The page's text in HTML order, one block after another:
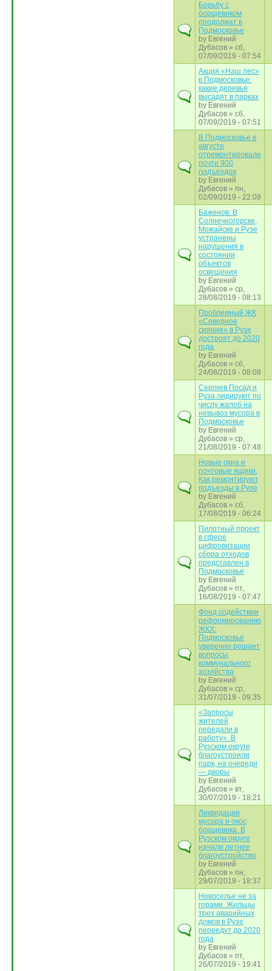
Борьбу с
борщевиком
продолжат в
Подмосковье
by Евгений
Дубасов » сб,
07/09/2019 - 07:54
Акция «Наш лес»
в Подмосковье:
какие деревья
высадят в парках
by Евгений
Дубасов » сб,
07/09/2019 - 07:51
В Подмосковье в
августе
отремонтировали
почти 900
подъездов
by Евгений
Дубасов » пн,
02/09/2019 - 22:09
Баженов: В
Солнечногорске,
Можайске и Рузе
устранены
нарушения в
состоянии
объектов
освещения
by Евгений
Дубасов » ср,
28/08/2019 - 08:13
Проблемный ЖК
«Северное
сияние» в Рузе
достроят до 2020
года
by Евгений
Дубасов » сб,
24/08/2019 - 08:08
Сергиев Посад и
Руза лидируют по
числу жалоб на
невывоз мусора в
Подмосковье
by Евгений
Дубасов » ср,
21/08/2019 - 07:48
Новые окна и
почтовые ящики.
Как ремонтируют
подъезды в Рузе
by Евгений
Дубасов » сб,
17/08/2019 - 06:24
Пилотный проект
в сфере
цифровизации
сбора отходов
представлен в
Подмосковье
by Евгений
Дубасов » пт,
16/08/2019 - 07:47
Фонд содействия
реформированию
ЖКХ:
Подмосковье
уверенно решает
вопросы
коммунального
хозяйства
by Евгений
Дубасов » ср,
31/07/2019 - 09:35
«Запросы
жителей
передали в
работу». В
Рузском округе
благоустроили
парк, на очереди
— дворы
by Евгений
Дубасов » вт,
30/07/2019 - 18:21
Ликвидация
мусора и окос
борщевика. В
Рузском округе
начали летнее
благоустройство
by Евгений
Дубасов » пн,
29/07/2019 - 18:37
Новоселье не за
горами. Жильцы
трех аварийных
домов в Рузе
переедут до 2020
года
by Евгений
Дубасов » пт,
26/07/2019 - 19:41